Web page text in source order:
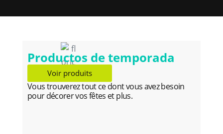
Productos de temporada
Voir produits
Vous trouverez tout ce dont vous avez besoin
pour décorer vos fêtes et plus.